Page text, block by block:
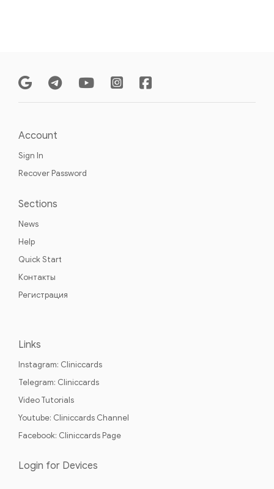
Account
Sign In
Recover Password
Sections
News
Help
Quick Start
Контакты
Регистрация
Links
Instagram: Cliniccards
Telegram: Cliniccards
Video Tutorials
Youtube: Cliniccards Channel
Facebook: Cliniccards Page
Login for Devices